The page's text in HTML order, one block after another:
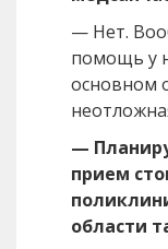
— Нет.
помощь у
основном
—
прием
области